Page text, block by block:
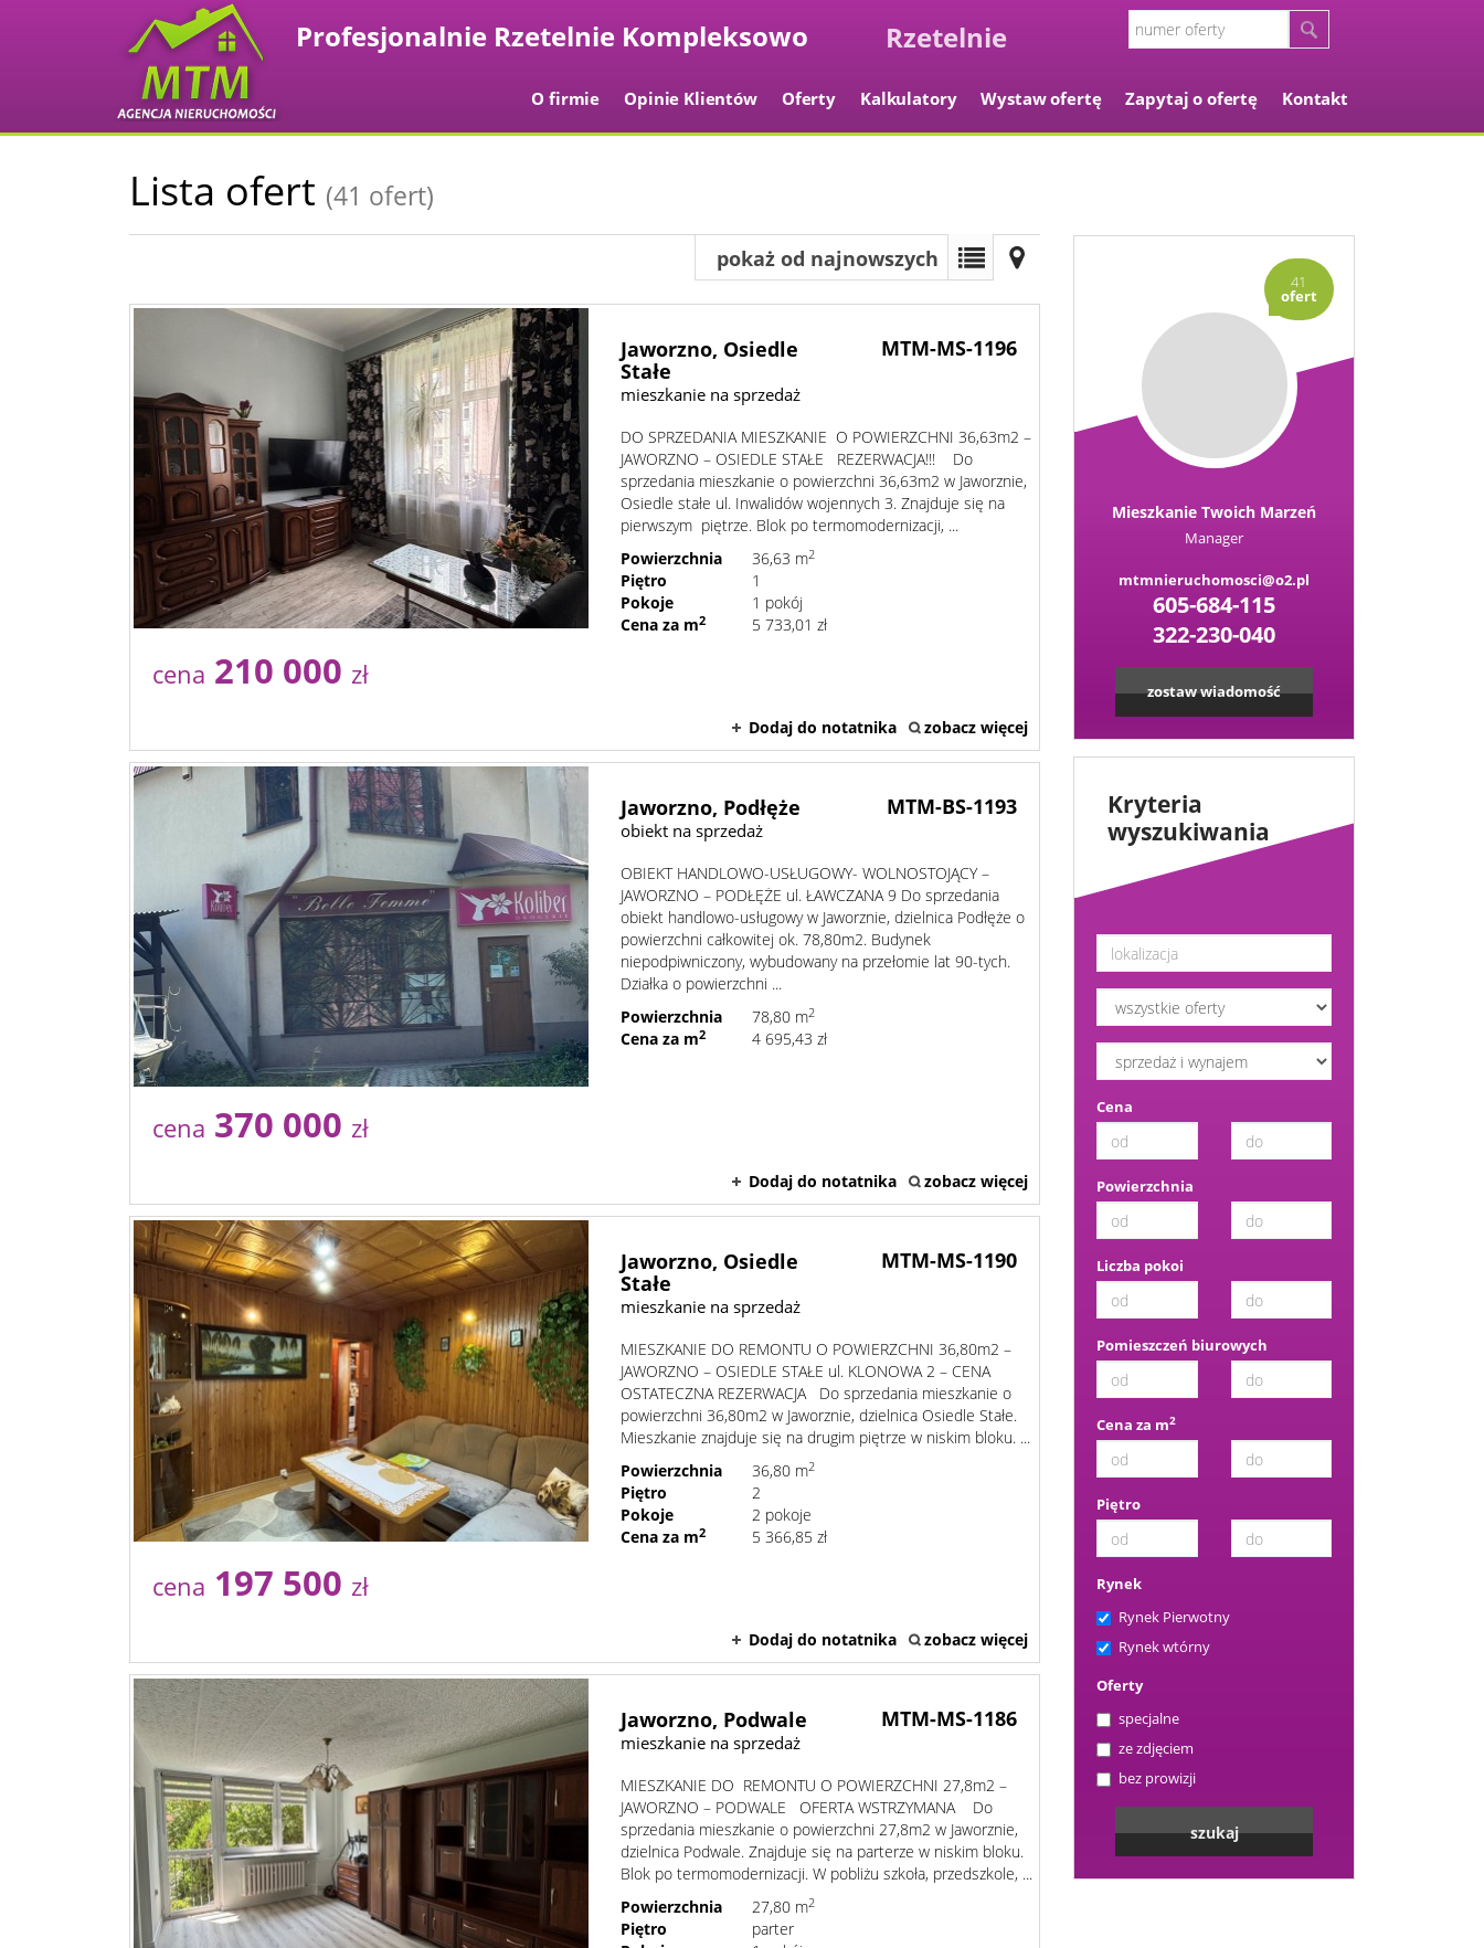
O firmie Opinie Klientów Oferty Kalkulatory Wystaw ofertę Zapytaj o ofertę Kontakt
Kompleksowo
Lista ofert (41 ofert)
pokaż od najnowszych
Jaworzno, Osiedle
Stałe
mieszkanie na sprzedaż
MTM-MS-1196
DO SPRZEDANIA MIESZKANIE O POWIERZCHNI 36,63m2 –
JAWORZNO – OSIEDLE STAŁE REZERWACJA!!! Do
sprzedania mieszkanie o powierzchni 36,63m2 w Jaworznie,
Osiedle stałe ul. Inwalidów wojennych 3. Znajduje się na
pierwszym piętrze. Blok po termomodernizacji, ...
Powierzchnia
36,63 m2
Piętro
1
Pokoje
1 pokój
Cena za m2 5 733,01 zł
cena 210 000 zł
Dodaj do notatnika zobacz więcej
Jaworzno, Podłęże
obiekt na sprzedaż
MTM-BS-1193
OBIEKT HANDLOWO-USŁUGOWY- WOLNOSTOJĄCY –
JAWORZNO – PODŁĘŻE ul. ŁAWCZANA 9 Do sprzedania
obiekt handlowo-usługowy w Jaworznie, dzielnica Podłęże o
powierzchni całkowitej ok. 78,80m2. Budynek
niepodpiwniczony, wybudowany na przełomie lat 90-tych.
Działka o powierzchni ...
Powierzchnia
78,80 m2
Cena za m2 4 695,43 zł
cena 370 000 zł
Dodaj do notatnika zobacz więcej
Jaworzno, Osiedle
Stałe
mieszkanie na sprzedaż
MTM-MS-1190
MIESZKANIE DO REMONTU O POWIERZCHNI 36,80m2 –
JAWORZNO – OSIEDLE STAŁE ul. KLONOWA 2 – CENA
OSTATECZNA REZERWACJA Do sprzedania mieszkanie o
powierzchni 36,80m2 w Jaworznie, dzielnica Osiedle Stałe.
Mieszkanie znajduje się na drugim piętrze w niskim bloku. ...
Powierzchnia
36,80 m2
Piętro
2
Pokoje
2 pokoje
Cena za m2 5 366,85 zł
cena 197 500 zł
Dodaj do notatnika zobacz więcej
Jaworzno, Podwale
mieszkanie na sprzedaż
MTM-MS-1186
MIESZKANIE DO REMONTU O POWIERZCHNI 27,8m2 –
JAWORZNO – PODWALE OFERTA WSTRZYMANA Do
sprzedania mieszkanie o powierzchni 27,8m2 w Jaworznie,
dzielnica Podwale. Znajduje się na parterze w niskim bloku.
Blok po termomodernizacji. W pobliżu szkoła, przedszkole, ...
Powierzchnia
27,80 m2
Piętro
parter
41
ofert
Mieszkanie Twoich Marzeń
Manager
mtmnieruchomosci@o2.pl
605-684-115
322-230-040
zostaw wiadomość
Kryteria
wyszukiwania
Cena
Powierzchnia
Liczba pokoi
Pomieszczeń biurowych
Cena za m2
Piętro
Rynek
Rynek Pierwotny
Rynek wtórny
Oferty
specjalne
ze zdjęciem
bez prowizji